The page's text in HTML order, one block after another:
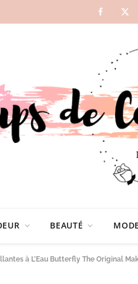
Facebook
X
BEAUTÉ MODE
à L’Eau Butterfly The Original